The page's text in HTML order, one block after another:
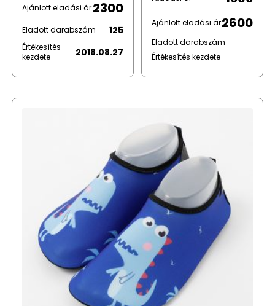
Ajánlott eladási ár2300
Eladott darabszám 125
Értékesítés
kezdete
2018.08.27
Ajánlott eladási ár2600
Eladott darabszám
Értékesítés kezdete